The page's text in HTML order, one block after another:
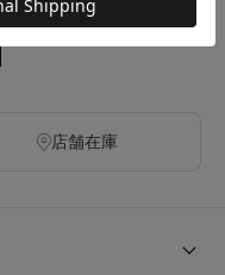
店舗在庫